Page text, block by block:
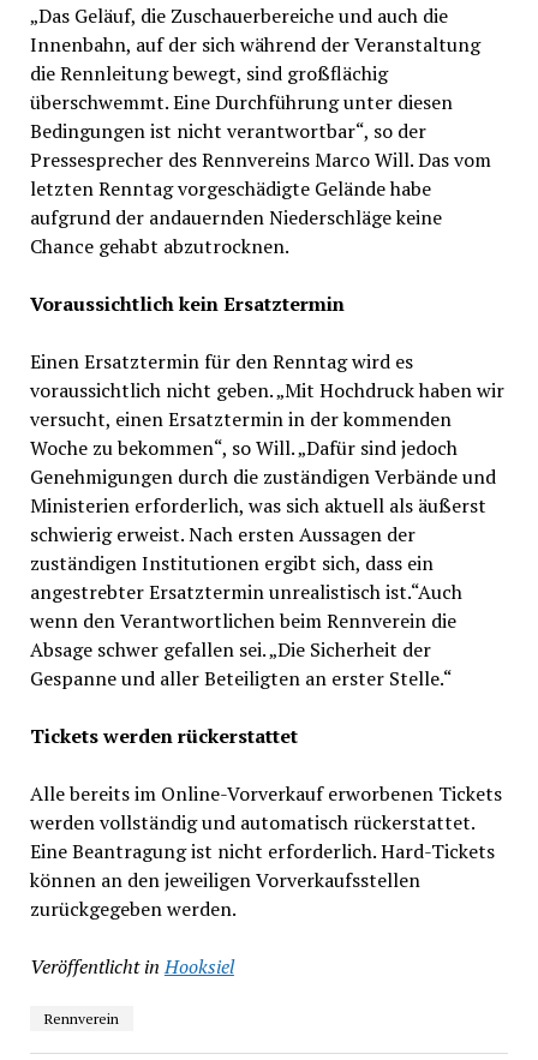
„Das Geläuf, die Zuschauerbereiche und auch die
Innenbahn, auf der sich während der Veranstaltung
die Rennleitung bewegt, sind großflächig
überschwemmt. Eine Durchführung unter diesen
Bedingungen ist nicht verantwortbar“, so der
Pressesprecher des Rennvereins Marco Will. Das vom
letzten Renntag vorgeschädigte Gelände habe
aufgrund der andauernden Niederschläge keine
Chance gehabt abzutrocknen.
Voraussichtlich kein Ersatztermin
Einen Ersatztermin für den Renntag wird es
voraussichtlich nicht geben. „Mit Hochdruck haben wir
versucht, einen Ersatztermin in der kommenden
Woche zu bekommen“, so Will. „Dafür sind jedoch
Genehmigungen durch die zuständigen Verbände und
Ministerien erforderlich, was sich aktuell als äußerst
schwierig erweist. Nach ersten Aussagen der
zuständigen Institutionen ergibt sich, dass ein
angestrebter Ersatztermin unrealistisch ist.“Auch
wenn den Verantwortlichen beim Rennverein die
Absage schwer gefallen sei. „Die Sicherheit der
Gespanne und aller Beteiligten an erster Stelle.“
Tickets werden rückerstattet
Alle bereits im Online-Vorverkauf erworbenen Tickets
werden vollständig und automatisch rückerstattet.
Eine Beantragung ist nicht erforderlich. Hard-Tickets
können an den jeweiligen Vorverkaufsstellen
zurückgegeben werden.
Veröffentlicht in Hooksiel
Rennverein